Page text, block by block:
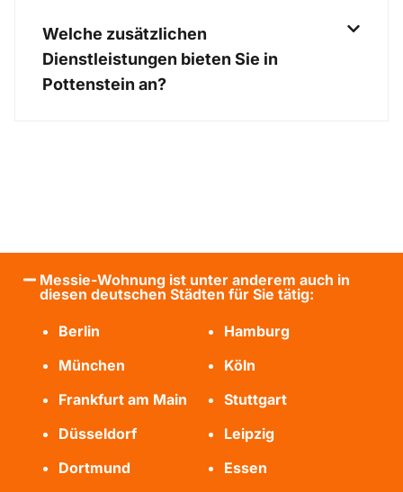
Welche zusätzlichen
Dienstleistungen bieten Sie in
Pottenstein an?
Messie-Wohnung ist unter anderem auch in
diesen deutschen Städten für Sie tätig:
Berlin
Hamburg
München
Köln
Frankfurt am Main
Stuttgart
Düsseldorf
Leipzig
Dortmund
Essen